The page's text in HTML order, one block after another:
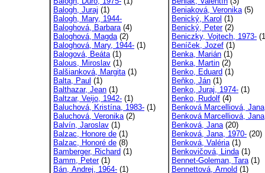
Balogh, Juraj (1)
Balogh, Mary, 1944-
Baloghová, Barbara(4)
Baloghová, Magda(2)
Baloghová, Mary, 1944- (1)
Balogová, Beáta(1)
Balous, Miroslav (1)
Balšianková, Margita(1)
Balta, Paul (1)
Balthazar, Jean (1)
Baltzar, Veijo, 1942- (1)
Baluchová, Kristína, 1983- (1)
Baluchová, Veronika(2)
Balvín, Jaroslav (1)
Balzac, Honore de (1)
Balzac, Honoré de (8)
Bamberger, Richard (1)
Bamm, Peter(1)
Bán, Andrej, 1964- (1)
Beniaková, Veronika(5)
Benický, Karol (1)
Benický, Peter(2)
Beniczky, Vojtech, 1973-
Beníček, Jozef (1)
Benka, Marián (1)
Benka, Martin (2)
Benko, Eduard (1)
Beňko, Ján (1)
Benko, Juraj, 1974- (1)
Benko, Rudolf (4)
Benková Marcelliová, Jana
Benková Marcelliová,
Benková, Jana(20)
Benková, Jana, 1970- (20)
Benková, Valéria(1)
Benkovičová, Linda(1)
Bennet-Goleman, Tara(1)
Bennettová, Arnold (1)